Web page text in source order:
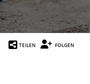
TEILEN FOLGEN